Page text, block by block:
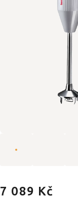
7 089 Kč